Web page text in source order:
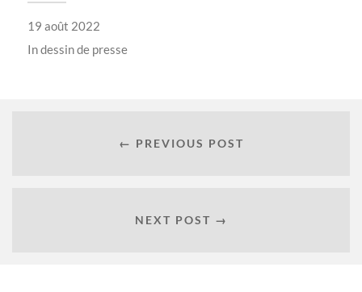
19 août 2022
Indessin de presse
← PREVIOUS POST
NEXT POST →